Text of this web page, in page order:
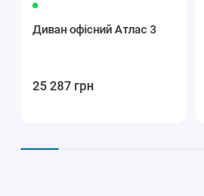
Диван офісний Атлас 3
25 287 грн